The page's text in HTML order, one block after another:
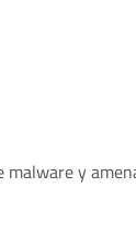
y